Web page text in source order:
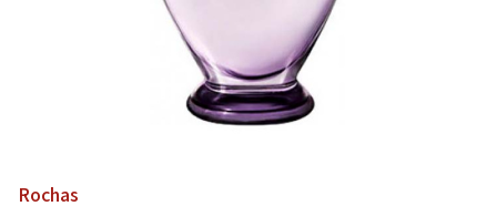
Rochas